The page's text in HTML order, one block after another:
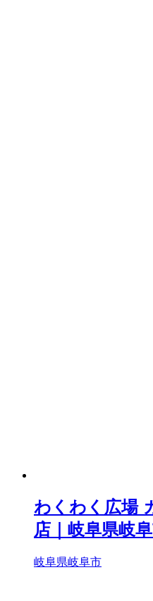
わくわく広場
店｜岐阜県岐
岐阜県岐阜市